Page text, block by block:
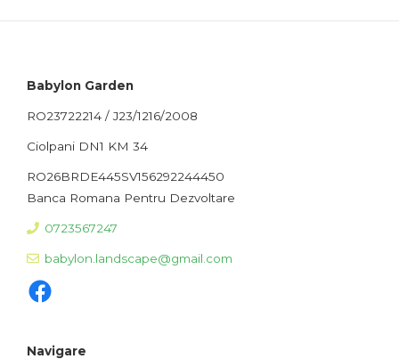
Babylon Garden
RO23722214 / J23/1216/2008
Ciolpani DN1 KM 34
RO26BRDE445SV156292244450
Banca Romana Pentru Dezvoltare
0723567247
babylon.landscape@gmail.com
Facebook
Navigare